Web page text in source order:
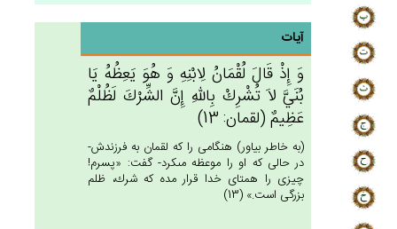
آیات
وَ إِذْ قَال‌َ لُقْمَان‌ُ لِابْنِه‌ِ وَ هُوَ يَعِظُه‌ُ يَا
بُنَي‌َّ لاَ تُشْرِك‌ْ بِالله‌ِ إِن‌َّ الشِّرْك‌َ لَظُلْم‌ٌ
عَظِيم‌ٌ (لقمان: 13)
(به خاطر بياور) هنگامى را كه لقمان به فرزندش-
در حالى كه او را موعظه مى‏كرد- گفت: «پسرم!
چيزى را همتاى خدا قرار مده كه شرك، ظلم
بزرگى است.» (13)